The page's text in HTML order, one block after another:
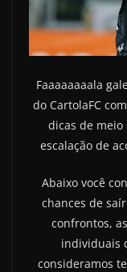
Faaaaaaaala
do CartolaFC
dicas de
escalação de
Abaixo você
chances de
confrontos,
individuais
consideramos